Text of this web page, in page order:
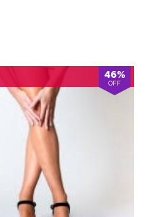
46%
OFF